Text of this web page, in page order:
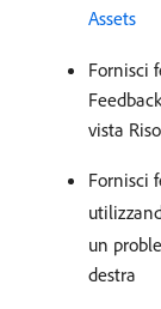
Assets
Fornisci
vista
Fornisci
un
destra